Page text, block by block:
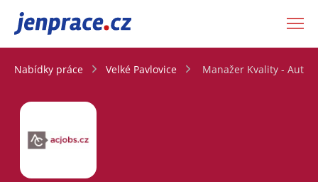
JenPráce.cz
Nabídky práce Velké Pavlovice Manažer Kvality -